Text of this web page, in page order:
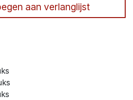
aan verlanglijst